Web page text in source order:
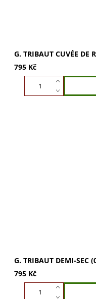
G. TRIBAUT CUVÉE DE
795 Kč
G. Tribaut Demi-Sec
kandovaného ovoce.
tóny croissantu, jablek
G. TRIBAUT DEMI-SEC
795 Kč